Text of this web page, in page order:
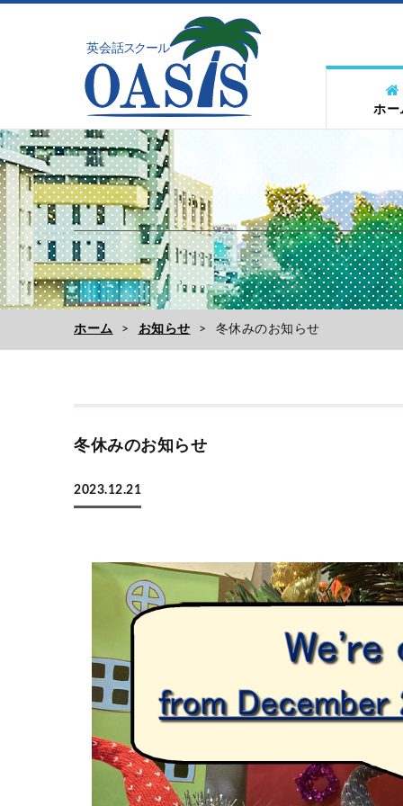
ホー
ホーム お知らせ 冬休みのお知らせ
冬休みのお知らせ
2023.12.21